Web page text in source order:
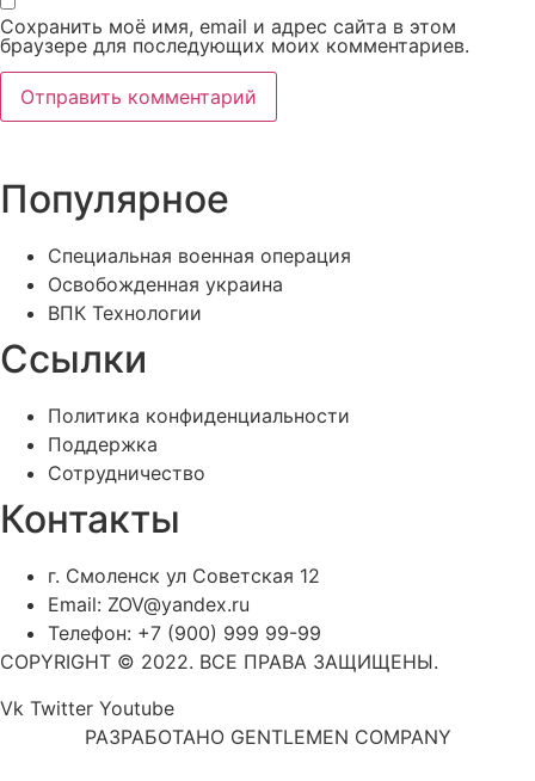
Сохранить моё имя, email и адрес сайта в этом
браузере для последующих моих комментариев.
Популярное
Специальная военная операция
Освобожденная украина
ВПК Технологии
Ссылки
Политика конфиденциальности
Поддержка
Сотрудничество
Контакты
г. Смоленск ул Советская 12
Email: ZOV@yandex.ru
Телефон: +7 (900) 999 99-99
COPYRIGHT © 2022. ВСЕ ПРАВА ЗАЩИЩЕНЫ.
Vk Twitter Youtube
РАЗРАБОТАНО GENTLEMEN COMPANY